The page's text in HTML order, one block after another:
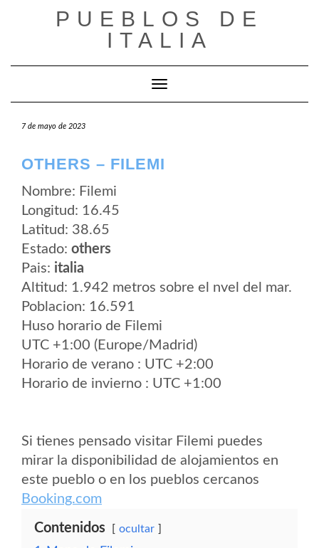
PUEBLOS DE
ITALIA
Cambiar modo de navegación
7 de mayo de 2023
OTHERS – FILEMI
Nombre: Filemi
Longitud: 16.45
Latitud: 38.65
Estado: others
Pais: italia
Altitud: 1.942 metros sobre el nvel del mar.
Poblacion: 16.591
Huso horario de Filemi
UTC +1:00 (Europe/Madrid)
Horario de verano : UTC +2:00
Horario de invierno : UTC +1:00
Si tienes pensado visitar Filemi puedes
mirar la disponibilidad de alojamientos en
este pueblo o en los pueblos cercanos
Booking.com
Contenidos ocultar